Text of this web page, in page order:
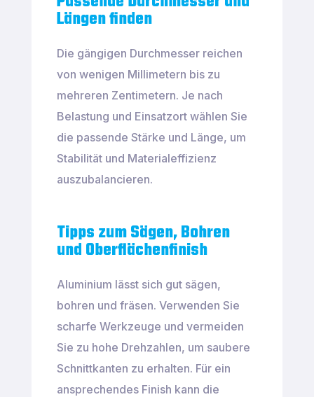
Längen finden
Die gängigen Durchmesser reichen
von wenigen Millimetern bis zu
mehreren Zentimetern. Je nach
Belastung und Einsatzort wählen Sie
die passende Stärke und Länge, um
Stabilität und Materialeffizienz
auszubalancieren.
Tipps zum Sägen, Bohren
und Oberflächenfinish
Aluminium lässt sich gut sägen,
bohren und fräsen. Verwenden Sie
scharfe Werkzeuge und vermeiden
Sie zu hohe Drehzahlen, um saubere
Schnittkanten zu erhalten. Für ein
ansprechendes Finish kann die